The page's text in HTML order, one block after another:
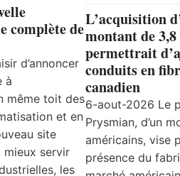
complète de
d’annoncer
à
même toit des
et en
site
mieux servir
les
L’acquisition
montant de
permettrait
conduits en
canadien
6-aout-2026 Le
Prysmian, d’un
américains, vise
présence du